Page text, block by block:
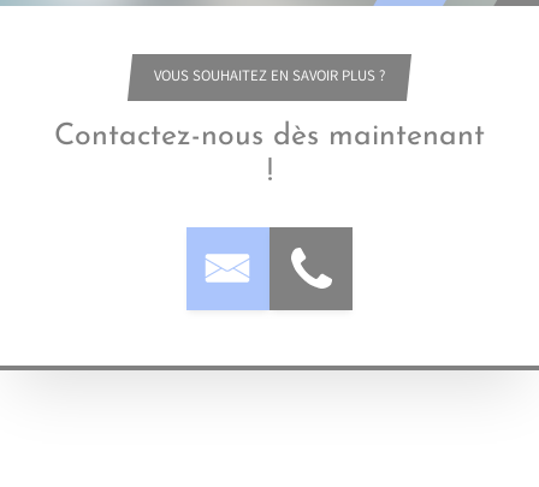
VOUS SOUHAITEZ EN SAVOIR PLUS ?
Contactez-nous dès maintenant
!